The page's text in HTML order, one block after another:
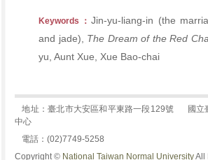
Keywords：Jin-yu-liang-in (the
and jade), The Dream of the Red
yu, Aunt Xue, Xue Bao-chai
地址：臺北市大安區和平東路一段129號
國立
中心
電話：(02)7749-5258
Copyright © National Taiwan Normal UniversityAll